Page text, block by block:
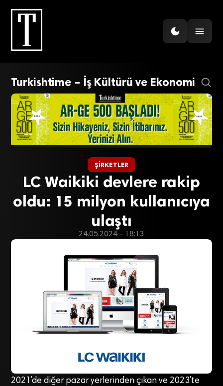
Turkishtime – İş Kültürü ve Ekonomi
ŞIRKETLER
LC Waikiki devlere rakip
oldu: 15 milyon kullanıcıya
ulaştı
24.05.2024 - 18:13
2021’de diğer pazar yerlerinden çıkan ve 2023’te